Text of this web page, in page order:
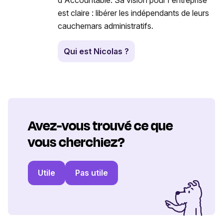
est claire : libérer les indépendants de leurs
cauchemars administratifs.
Qui est Nicolas ?
Avez-vous trouvé ce que
vous cherchiez?
Utile Pas utile